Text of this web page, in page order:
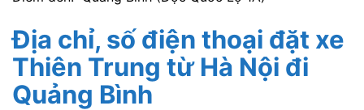
Địa chỉ, số điện thoại đặt xe
Thiên Trung từ Hà Nội đi
Quảng Bình